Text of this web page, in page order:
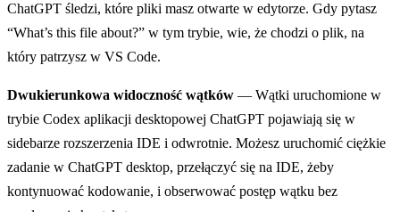
ChatGPT śledzi, które pliki masz otwarte w edytorze. Gdy pytasz
“What’s this file about?” w tym trybie, wie, że chodzi o plik, na
który patrzysz w VS Code.
Dwukierunkowa widoczność wątków — Wątki uruchomione w
trybie Codex aplikacji desktopowej ChatGPT pojawiają się w
sidebarze rozszerzenia IDE i odwrotnie. Możesz uruchomić ciężkie
zadanie w ChatGPT desktop, przełączyć się na IDE, żeby
kontynuować kodowanie, i obserwować postęp wątku bez